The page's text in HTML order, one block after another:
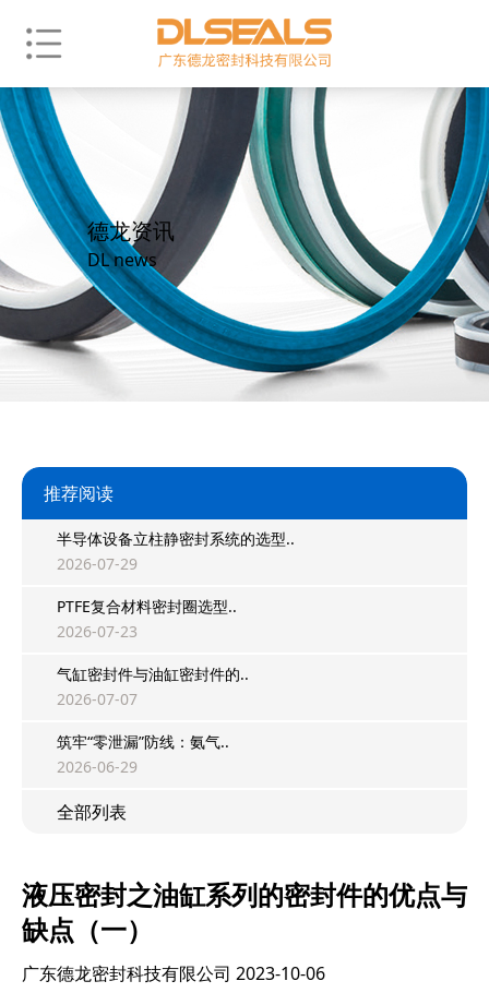
德龙资讯
DL news
推荐阅读
半导体设备立柱静密封系统的选型..
2026-07-29
PTFE复合材料密封圈选型..
2026-07-23
气缸密封件与油缸密封件的..
2026-07-07
筑牢“零泄漏”防线：氨气..
2026-06-29
全部列表
液压密封之油缸系列的密封件的优点与
缺点（一）
广东德龙密封科技有限公司 2023-10-06